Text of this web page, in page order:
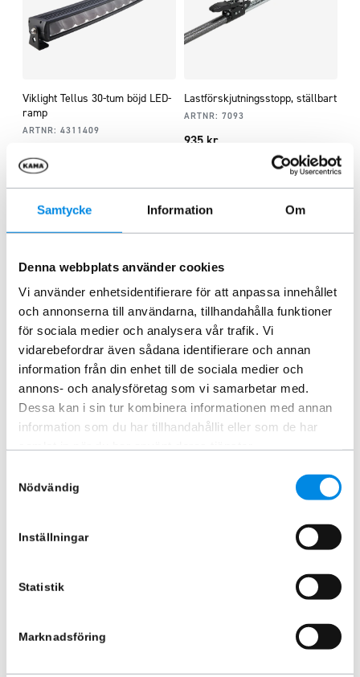
Samtycke Information Om
Denna webbplats använder cookies
Vi använder enhetsidentifierare för att anpassa innehållet
och annonserna till användarna, tillhandahålla funktioner
för sociala medier och analysera vår trafik. Vi
vidarebefordrar även sådana identifierare och annan
information från din enhet till de sociala medier och
annons- och analysföretag som vi samarbetar med.
Dessa kan i sin tur kombinera informationen med annan
information som du har tillhandahållit eller som de har
Nödvändig
Inställningar
Statistik
Marknadsföring
Viklight Tellus 30-tum böjd LED-
ramp
ARTNR: 4311409
5 505
Inkl. moms
Lägg i varukorg
Lastförskjutningsstopp, ställbart
ARTNR: 7093
935kr
Bakre fotsteg höger eller
ARTNR:888422
1 560
Inkl. moms